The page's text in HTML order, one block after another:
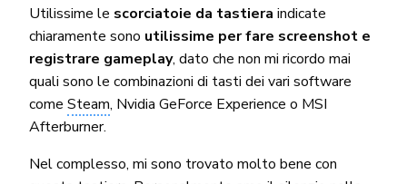
Utilissime le scorciatoie da tastiera indicate
chiaramente sono utilissime per fare screenshot e
registrare gameplay, dato che non mi ricordo mai
quali sono le combinazioni di tasti dei vari software
come Steam, Nvidia GeForce Experience o MSI
Afterburner.
Nel complesso, mi sono trovato molto bene con